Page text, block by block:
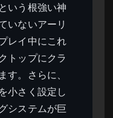
いう根強い神
いないアーリ
レイ中にこれ
トップにクラ
す。さらに、
小さく設定し
システムが巨